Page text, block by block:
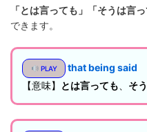
「とは言っても」「そうは言っ
できます。
PLAY
that being said
【意味】
とは言っても そ